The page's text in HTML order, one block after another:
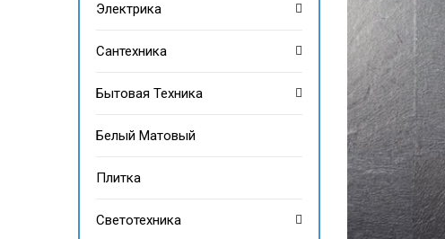
Электрика
Сантехника
Бытовая Техника
Белый Матовый
Плитка
Светотехника